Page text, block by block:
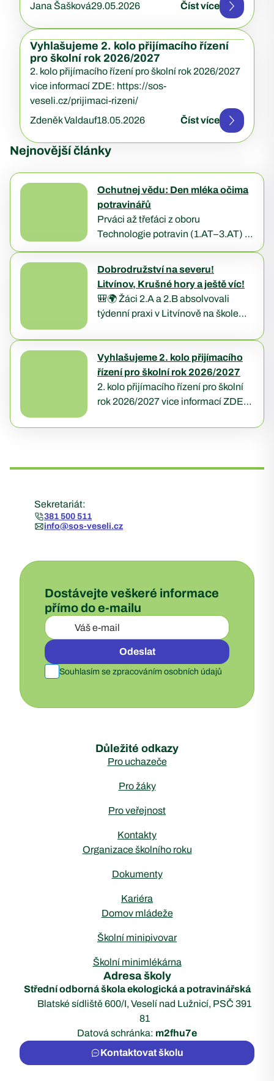
Jana Šašková29.05.2026 Číst více
Vyhlašujeme 2. kolo přijímacího řízení
pro školní rok 2026/2027
2. kolo přijímacího řízení pro školní rok 2026/2027
vice informací ZDE: https://sos-
veseli.cz/prijimaci-rizeni/
Zdeněk Valdauf18.05.2026 Číst více
Nejnovější články
Ochutnej vědu: Den mléka očima
potravinářů
Prváci až třeťáci z oboru
Technologie potravin (1.AT–3.AT) si
zajímavým programem. Nejdříve
nahlédli pod pokličku kvality
mléčných výrobků díky prezentaci
Ing….
Dobrodružství na severu!
Litvínov, Krušné hory a ještě víc!
🎒🌍 Žáci 2.A a 2.B absolvovali
týdenní praxi v Litvínově na škole
pestrý program plný poznávání i
zážitků. ⛰️ Prošli…
Vyhlašujeme 2. kolo přijímacího
řízení pro školní rok 2026/2027
2. kolo přijímacího řízení pro školní
rok 2026/2027 vice informací ZDE:
rizeni/
Sekretariát:
381 500 511
info@sos-veseli.cz
Dostávejte veškeré informace
přímo do e-mailu
Odeslat
Souhlasím se zpracováním osobních údajů
Důležité odkazy
Pro uchazeče
Pro žáky
Pro veřejnost
Kontakty
Organizace školního roku
Dokumenty
Kariéra
Domov mládeže
Školní minipivovar
Školní minimlékárna
Adresa školy
Střední odborná škola ekologická a potravinářská
Blatské sídliště 600/I, Veselí nad Lužnicí, PSČ 391
81
Datová schránka: m2fhu7e
Kontaktovat školu